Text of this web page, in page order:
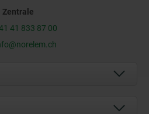
Zentrale
41 833 87 00